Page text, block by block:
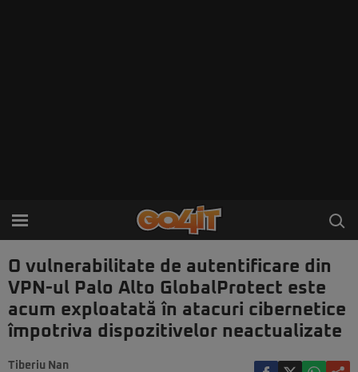
O vulnerabilitate de autentificare din
VPN-ul Palo Alto GlobalProtect este
acum exploatată în atacuri cibernetice
împotriva dispozitivelor neactualizate
Tiberiu Nan